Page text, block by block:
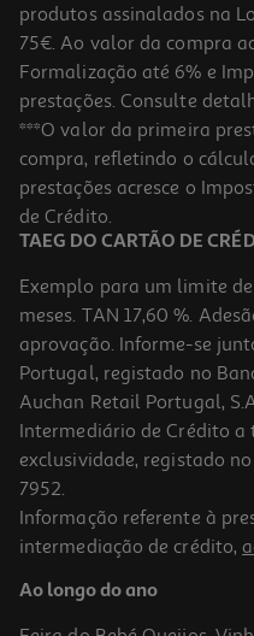
Pensos Higiénicos Auchan
0.12 €/un
1,19 €
Pensos Higiénicos Auchan
0.12 €/un
produtos assinalados na
75€. Ao valor da compra
Formalização até 6% e
prestações. Consulte
***O valor da primeira
compra, refletindo o
prestações acresce o
de Crédito.
TAEG DO CARTÃO DE
Exemplo para um limite
meses. TAN 17,60 %.
aprovação. Informe-se
Portugal, registado no
Auchan Retail Portugal,
Intermediário de Crédito
exclusividade, registado
7952.
Informação referente à
intermediação de crédito,
Ao longo do ano